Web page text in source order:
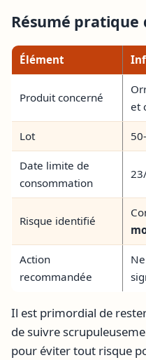
Résumé pratique
Élément
Produit concerné
et
Lot
Date limite de
consommation
Risque identifié
Action
recommandée
Il est primordial de
de suivre
pour éviter tout risque